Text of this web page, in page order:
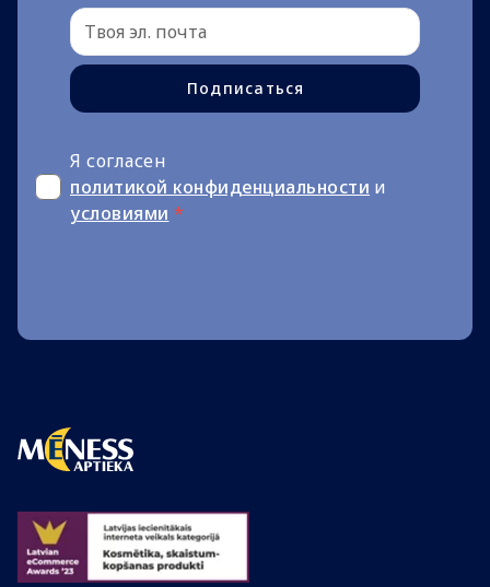
Подписаться
Я согласен
политикой конфиденциальности и
условиями *